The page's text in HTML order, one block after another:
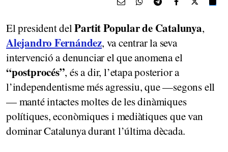
El president delPartit Popular de Catalunya,
Alejandro Fernández, va centrar la seva
intervenció a denunciar el que anomena el
“postprocés”, és a dir, l’etapa posterior a
l’independentisme més agressiu, que —segons ell
— manté intactes moltes de les dinàmiques
polítiques, econòmiques i mediàtiques que van
dominar Catalunya durant l’última dècada.